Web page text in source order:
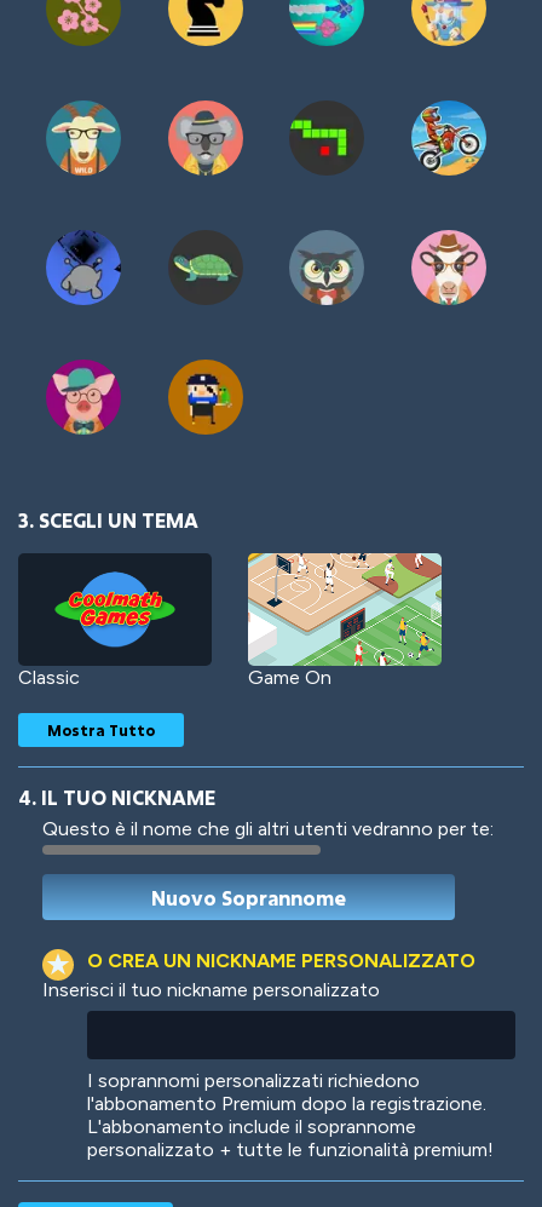
3. SCEGLI UN TEMA
Classic Game On
Woof Jungle Cats
Mostra Tutto
4. IL TUO NICKNAME
Questo è il nome che gli altri utenti vedranno per te:
O CREA UN NICKNAME PERSONALIZZATO
Inserisci il tuo nickname personalizzato
I soprannomi personalizzati richiedono
l'abbonamento Premium dopo la registrazione.
L'abbonamento include il soprannome
personalizzato + tutte le funzionalità premium!